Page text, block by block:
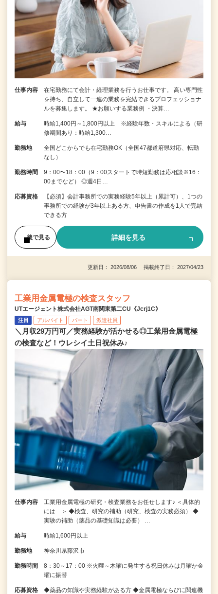
仕事内容
在宅勤務にて会計・経理業務を行うお仕事です。 高い専門性
を持ち、自立して一連の業務を完結できるプロフェッショナ
ルを募集します。 ★お願いする業務例 ・決算…
給与
時給1,400円～1,800円以上 ※経験年数・スキルによる（研
修期間あり：時給1,300…
勤務地
全国どこからでも在宅勤務OK（全国47都道府県対応、転勤
なし）
勤務時間
9：00〜18：00（9：00スタートで時短勤務は応相談※16：
00までなど） ◎週4日…
応募資格
【必須】会計事務所での実務経験5年以上（累計可）、1つの
事務所での経験が3年以上ある方、申告書の作成を1人で完結
できる方
後で見る 詳細を見る
更新日： 2026/08/06 掲載終了日： 2027/04/23
工業用金属電極の検査スタッフ
UTエージェント株式会社AGT南関東第二CU《Jcrj1C》
注目 アルバイト パート 派遣社員
＼月収29万円可／実務経験が活かせる◎工業用金属電極
の検査など！ウレシイ土日祝休み♪
仕事内容
工業用金属電極の研究・検査業務をお任せします♪ ＜具体的
には…＞ ◆検査、研究の補助（研究、検査の実務必須） ◆
実験の補助（薬品の基礎知識は必要） …
給与 時給1,600円以上
勤務地 神奈川県藤沢市
勤務時間
8：30～17：00 ※火曜～木曜に発生する祝日休みは月曜か金
曜に振替
応募資格
◆薬品の知識や実務経験がある方 ◆金属電極ならびに関連機